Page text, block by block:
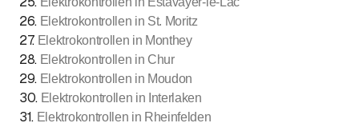
26. Elektrokontrollen in St. Moritz
27. Elektrokontrollen in Monthey
28. Elektrokontrollen in Chur
29. Elektrokontrollen in Moudon
30. Elektrokontrollen in Interlaken
31. Elektrokontrollen in Rheinfelden